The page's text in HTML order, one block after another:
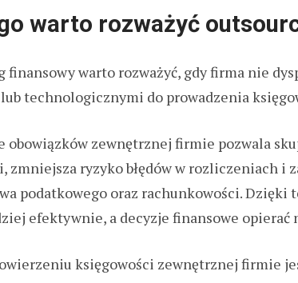
warto rozważyć
finansowy warto rozważyć, gdy firma nie
technologicznymi do prowadzenia
obowiązków zewnętrznej firmie pozwala
zmniejsza ryzyko błędów w rozliczeniach i
podatkowego oraz rachunkowości. Dzięki
efektywnie, a decyzje finansowe
księgowości zewnętrznej firmie